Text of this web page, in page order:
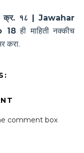
क्र. १८ | Jawahar
18ही माहिती नक्कीच
करा.
comment box